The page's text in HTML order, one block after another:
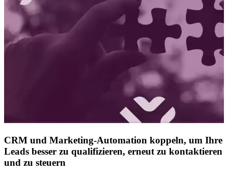
CRM und Marketing-Automation koppeln, um Ihre
Leads besser zu qualifizieren, erneut zu kontaktieren
und zu steuern